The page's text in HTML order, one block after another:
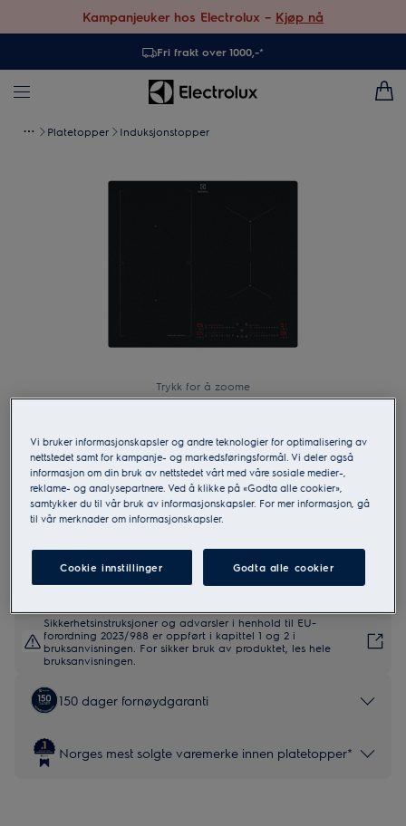
Kampanjeuker hos Electrolux – Kjøp nå
Fri frakt over 1000,-*
Platetopper Induksjonstopper
Trykk for å zoome
EH60KB6BSC
700 SenseBoil 60 cm SaphirMatt®
ripebestandig overflate
EU produktinformasjon
Sikkerhetsinstruksjoner og advarsler i henhold til EU-
forordning 2023/988 er oppført i kapittel 1 og 2 i
bruksanvisningen. For sikker bruk av produktet, les hele
bruksanvisningen.
150 dager fornøydgaranti
Norges mest solgte varemerke innen platetopper*
Vi bruker informasjonskapsler og andre teknologier for optimalisering av
nettstedet samt for kampanje- og markedsføringsformål. Vi deler også
informasjon om din bruk av nettstedet vårt med våre sosiale medier-,
reklame- og analysepartnere. Ved å klikke på «Godta alle cookier»,
samtykker du til vår bruk av informasjonskapsler. For mer informasjon, gå
til vår merknader om informasjonskapsler.
Cookie innstillinger Godta alle cookier